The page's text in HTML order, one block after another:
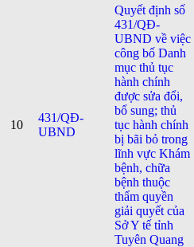
10
431/QĐ-
UBND
Quyết định số
431/QĐ-
UBND về việc
công bố Danh
mục thủ tục
hành chính
được sửa đổi,
bổ sung; thủ
tục hành chính
bị bãi bỏ trong
lĩnh vực Khám
bệnh, chữa
bệnh thuộc
thẩm quyền
giải quyết của
Sở Y tế tỉnh
Tuyên Quang